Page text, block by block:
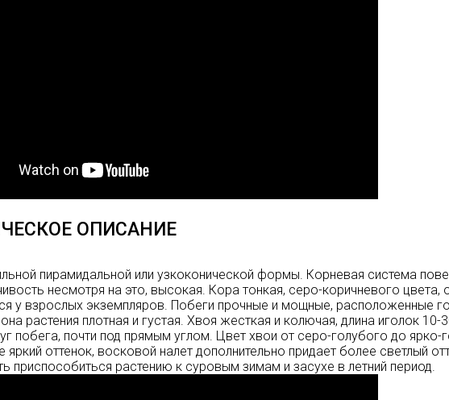
ОПИСАНИЕ
пирамидальной или узкоконической формы. Корневая система
несмотря на это, высокая. Кора тонкая, серо-коричневого цвета,
у взрослых экземпляров. Побеги прочные и мощные, расположенные
растения плотная и густая. Хвоя жесткая и колючая, длина иголок
побега, почти под прямым углом. Цвет хвои от серо-голубого до
оттенок, восковой налет дополнительно придает более светлый
приспособиться растению к суровым зимам и засухе в летний период.